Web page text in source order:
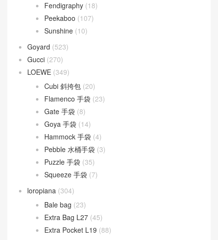
Fendigraphy (18)
Peekaboo (107)
Sunshine (10)
Goyard (523)
Gucci (270)
LOEWE (349)
Cubi 斜挎包 (20)
Flamenco 手袋 (23)
Gate 手袋 (8)
Goya 手袋 (14)
Hammock 手袋 (4)
Pebble 水桶手袋 (3)
Puzzle 手袋 (35)
Squeeze 手袋 (7)
loropiana (304)
Bale bag (23)
Extra Bag L27 (45)
Extra Pocket L19 (88)